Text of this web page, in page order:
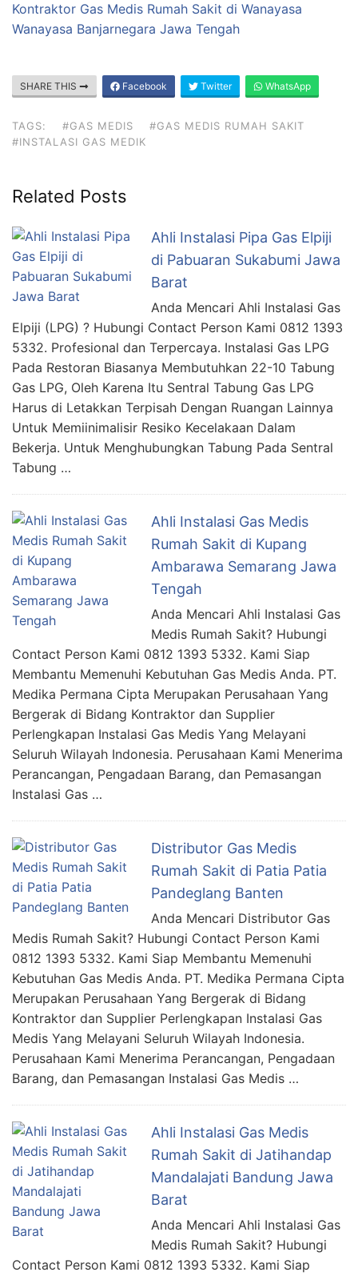
Kontraktor Gas Medis Rumah Sakit di Wanayasa
Wanayasa Banjarnegara Jawa Tengah
SHARE THIS Facebook Twitter WhatsApp
TAGS: #GAS MEDIS
#GAS MEDIS RUMAH SAKIT
#INSTALASI GAS MEDIK
Related Posts
Ahli Instalasi Pipa Gas Elpiji
di Pabuaran Sukabumi Jawa
Barat
Anda Mencari Ahli Instalasi Gas
Elpiji (LPG) ? Hubungi Contact Person Kami 0812 1393
5332. Profesional dan Terpercaya. Instalasi Gas LPG
Pada Restoran Biasanya Membutuhkan 22-10 Tabung
Gas LPG, Oleh Karena Itu Sentral Tabung Gas LPG
Harus di Letakkan Terpisah Dengan Ruangan Lainnya
Untuk Memiinimalisir Resiko Kecelakaan Dalam
Bekerja. Untuk Menghubungkan Tabung Pada Sentral
Tabung …
Ahli Instalasi Gas Medis
Rumah Sakit di Kupang
Ambarawa Semarang Jawa
Tengah
Anda Mencari Ahli Instalasi Gas
Medis Rumah Sakit? Hubungi
Contact Person Kami 0812 1393 5332. Kami Siap
Membantu Memenuhi Kebutuhan Gas Medis Anda. PT.
Medika Permana Cipta Merupakan Perusahaan Yang
Bergerak di Bidang Kontraktor dan Supplier
Perlengkapan Instalasi Gas Medis Yang Melayani
Seluruh Wilayah Indonesia. Perusahaan Kami Menerima
Perancangan, Pengadaan Barang, dan Pemasangan
Instalasi Gas …
Distributor Gas Medis
Rumah Sakit di Patia Patia
Pandeglang Banten
Anda Mencari Distributor Gas
Medis Rumah Sakit? Hubungi Contact Person Kami
0812 1393 5332. Kami Siap Membantu Memenuhi
Kebutuhan Gas Medis Anda. PT. Medika Permana Cipta
Merupakan Perusahaan Yang Bergerak di Bidang
Kontraktor dan Supplier Perlengkapan Instalasi Gas
Medis Yang Melayani Seluruh Wilayah Indonesia.
Perusahaan Kami Menerima Perancangan, Pengadaan
Barang, dan Pemasangan Instalasi Gas Medis …
Ahli Instalasi Gas Medis
Rumah Sakit di Jatihandap
Mandalajati Bandung Jawa
Barat
Anda Mencari Ahli Instalasi Gas
Medis Rumah Sakit? Hubungi
Contact Person Kami 0812 1393 5332. Kami Siap